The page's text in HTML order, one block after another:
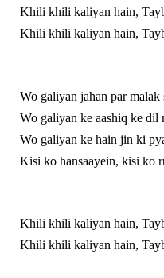
Khili khili kaliyan hain,
Khili khili kaliyan hain,
Wo galiyan jahan par malak
Wo galiyan ke aashiq ke dil
Wo galiyan ke hain jin ki
Kisi ko hansaayein, kisi ko
Khili khili kaliyan hain,
Khili khili kaliyan hain,